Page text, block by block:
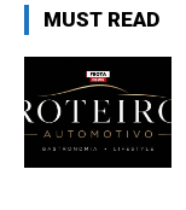
MUST READ